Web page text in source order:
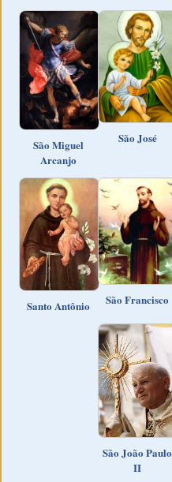
São Miguel
Arcanjo
São José
Santo Antônio São Francisco
São João Paulo
II